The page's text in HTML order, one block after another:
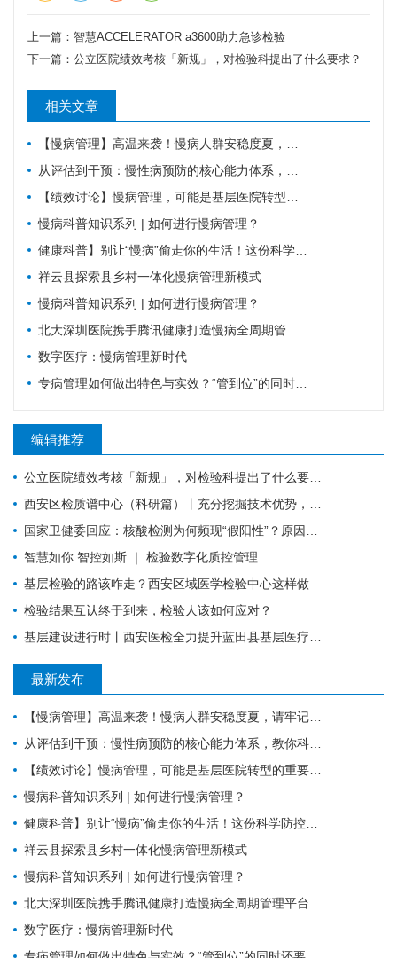
上一篇： 智慧ACCELERATOR a3600助力急诊检验
下一篇： 公立医院绩效考核「新规」，对检验科提出了什么要求？
相关文章
【慢病管理】高温来袭！慢病人群安稳度夏，请牢记这6件事。
从评估到干预：慢性病预防的核心能力体系，教你科学管理健康
【绩效讨论】慢病管理，可能是基层医院转型的重要入口？！
慢病科普知识系列 | 如何进行慢病管理？
健康科普】别让“慢病”偷走你的生活！这份科学防控指南请收好
祥云县探索县乡村一体化慢病管理新模式
慢病科普知识系列 | 如何进行慢病管理？
北大深圳医院携手腾讯健康打造慢病全周期管理平台，已落地超百家社康中心
数字医疗：慢病管理新时代
专病管理如何做出特色与实效？“管到位”的同时还要“强内涵”
编辑推荐
公立医院绩效考核「新规」，对检验科提出了什么要求？
西安区检质谱中心（科研篇）丨充分挖掘技术优势，让“临床+科研”一加一大于二
国家卫健委回应：核酸检测为何频现“假阳性”？原因值得所有检验人警惕！
智慧如你 智控如斯 ｜ 检验数字化质控管理
基层检验的路该咋走？西安区域医学检验中心这样做
检验结果互认终于到来，检验人该如何应对？
基层建设进行时丨西安医检全力提升蓝田县基层医疗服务能力
最新发布
【慢病管理】高温来袭！慢病人群安稳度夏，请牢记这6件事。
从评估到干预：慢性病预防的核心能力体系，教你科学管理健康
【绩效讨论】慢病管理，可能是基层医院转型的重要入口？！
慢病科普知识系列 | 如何进行慢病管理？
健康科普】别让“慢病”偷走你的生活！这份科学防控指南请收好
祥云县探索县乡村一体化慢病管理新模式
慢病科普知识系列 | 如何进行慢病管理？
北大深圳医院携手腾讯健康打造慢病全周期管理平台，已落地超百家社康中心
数字医疗：慢病管理新时代